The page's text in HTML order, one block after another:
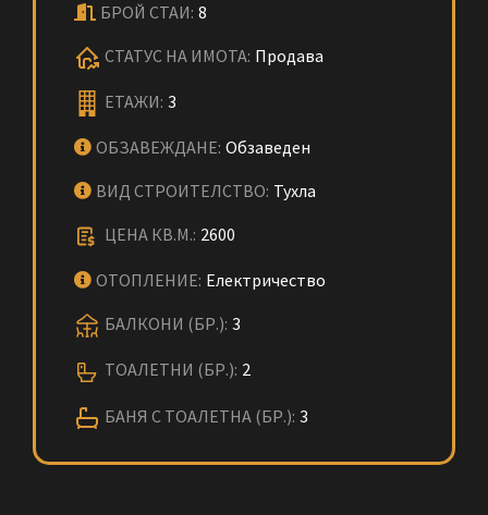
БРОЙ СТАИ: 8
СТАТУС НА ИМОТА: Продава
ЕТАЖИ: 3
ОБЗАВЕЖДАНЕ: Обзаведен
ВИД СТРОИТЕЛСТВО: Тухла
ЦЕНА КВ.М.: 2600
ОТОПЛЕНИЕ: Електричество
БАЛКОНИ (БР.): 3
ТОАЛЕТНИ (БР.): 2
БАНЯ С ТОАЛЕТНА (БР.): 3